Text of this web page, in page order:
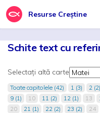
Resurse Creștine
Schite text cu
Selectați altă carte
Toate capitolele (42) 1 (3) 2 (2)
9 (1)
10 11 (2) 12 (1) 13
20
21 (1) 22 (2) 23 (2) 24